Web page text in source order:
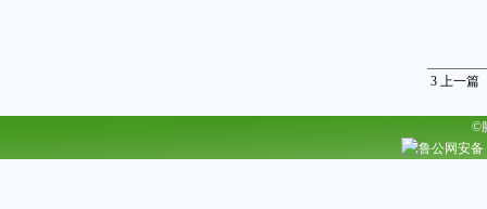
3 上一篇
©
鲁公网安备